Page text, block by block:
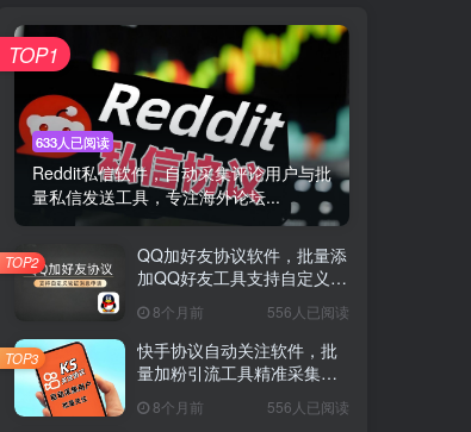
633人已阅读
Reddit私信软件，自动采集评论用户与批
量私信发送工具，专注海外论坛...
TOP1
QQ加好友协议软件，批量添
加QQ好友工具支持自定义验
8个月前 556人已阅读
TOP2
快手协议自动关注软件，批
量加粉引流工具精准采集评
8个月前 556人已阅读
TOP3